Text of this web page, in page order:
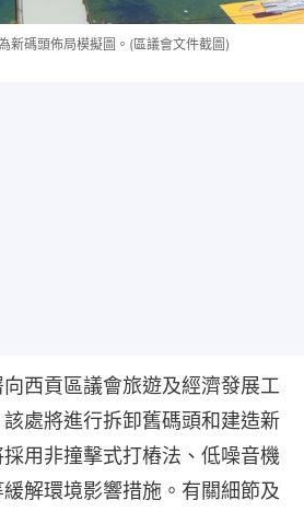
新碼頭佈局模擬圖。(區議會文件截圖)
西貢區議會旅遊及經濟發展工
處將進行拆卸舊碼頭和建造新
用非撞擊式打樁法、低噪音機
解環境影響措施。有關細節及